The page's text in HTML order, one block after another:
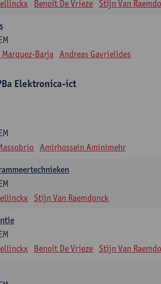
Benoit De Vrieze Stijn Van
Barja Andreas Gavrielides
Elektronica-ict
Amirhossein Aminimehr
Stijn Van Raemdonck
Benoit De Vrieze Stijn Van